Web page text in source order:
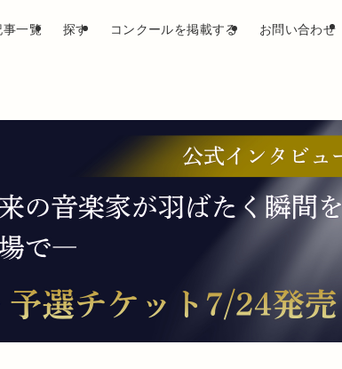
事一覧 探す コンクールを掲載する お問い合わせ